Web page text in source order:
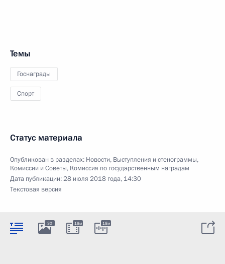
Темы
Госнаграды
Спорт
Статус материала
Опубликован в разделах: Новости, Выступления и стенограммы,
Комиссии и Советы, Комиссия по государственным наградам
Дата публикации:28 июля 2018 года, 14:30
Текстовая версия
30 18м 18м